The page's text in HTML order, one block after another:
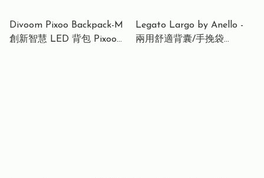
Divoom Pixoo Backpack-M
創新智慧 LED 背包 Pixoo
Legato Largo by Anello -
兩用舒適背囊/手挽袋